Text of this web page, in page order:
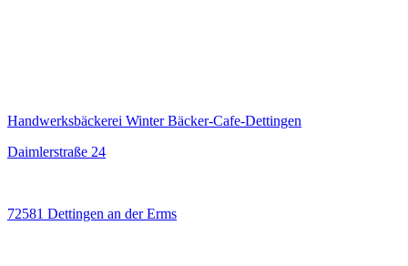
Handwerksbäckerei Winter Bäcker-Cafe-Dettingen
Daimlerstraße 24
72581 Dettingen an der Erms